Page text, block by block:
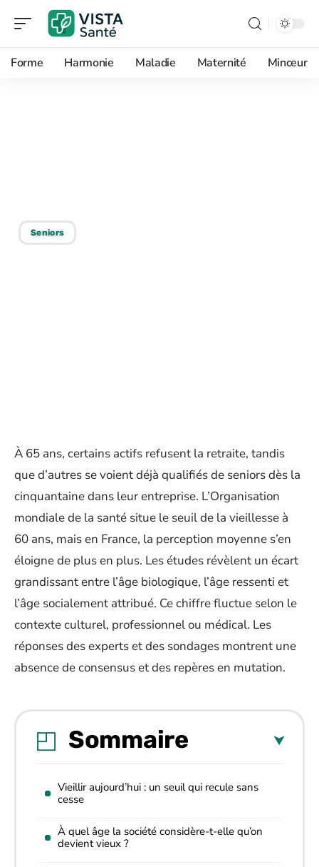
Forme Harmonie Maladie Maternité Minceur
Seniors
À 65 ans, certains actifs refusent la retraite, tandis
que d’autres se voient déjà qualifiés de seniors dès la
cinquantaine dans leur entreprise. L’Organisation
mondiale de la santé situe le seuil de la vieillesse à
60 ans, mais en France, la perception moyenne s’en
éloigne de plus en plus. Les études révèlent un écart
grandissant entre l’âge biologique, l’âge ressenti et
l’âge socialement attribué. Ce chiffre fluctue selon le
contexte culturel, professionnel ou médical. Les
réponses des experts et des sondages montrent une
absence de consensus et des repères en mutation.
Sommaire
Vieillir aujourd’hui : un seuil qui recule sans
cesse
À quel âge la société considère-t-elle qu’on
devient vieux ?